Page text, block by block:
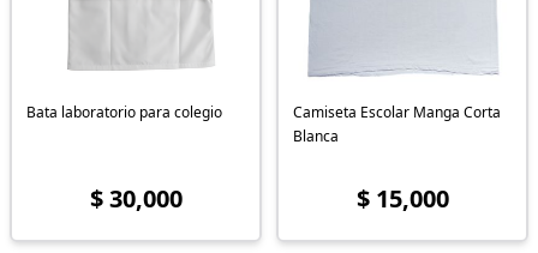
Bata laboratorio para colegio
$ 30,000
Camiseta Escolar Manga Corta
Blanca
$ 15,000